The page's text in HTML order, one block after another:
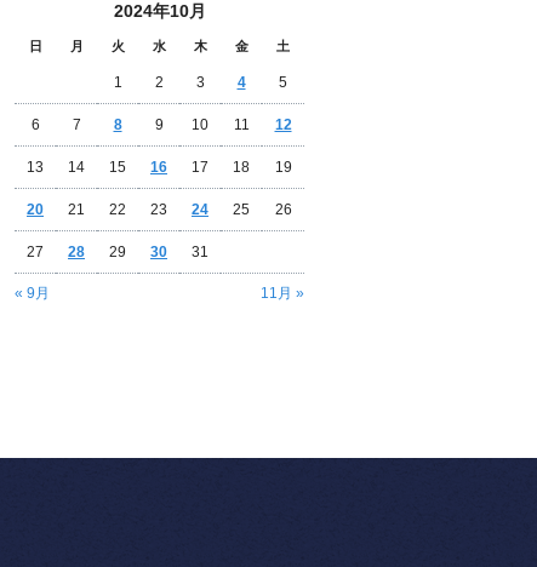
2024年10月
日 月 火 水 木 金 土
« 9月 11月 »
1 2 3 4 5
6 7 8 9 10 11 12
13 14 15 16 17 18 19
20 21 22 23 24 25 26
27 28 29 30 31